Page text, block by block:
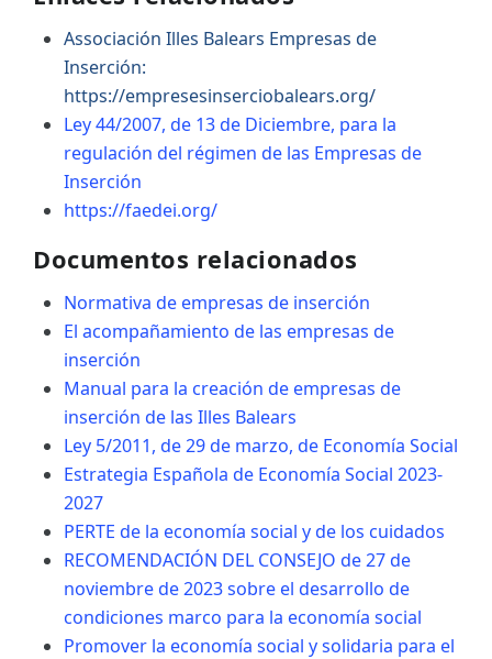
Associación Illes Balears Empresas de
Inserción:
https://empresesinserciobalears.org/
Ley 44/2007, de 13 de Diciembre, para la
regulación del régimen de las Empresas de
Inserción
https://faedei.org/
Documentos relacionados
Normativa de empresas de inserción
El acompañamiento de las empresas de
inserción
Manual para la creación de empresas de
inserción de las Illes Balears
Ley 5/2011, de 29 de marzo, de Economía Social
Estrategia Española de Economía Social 2023-
2027
PERTE de la economía social y de los cuidados
RECOMENDACIÓN DEL CONSEJO de 27 de
noviembre de 2023 sobre el desarrollo de
condiciones marco para la economía social
Promover la economía social y solidaria para el